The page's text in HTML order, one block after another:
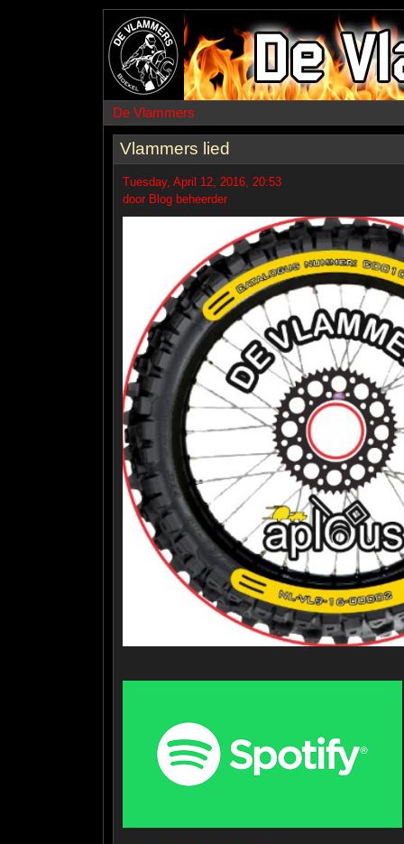
De Vlammers
Vlammers lied
Tuesday, April 12, 2016, 20:53
door Blog beheerder